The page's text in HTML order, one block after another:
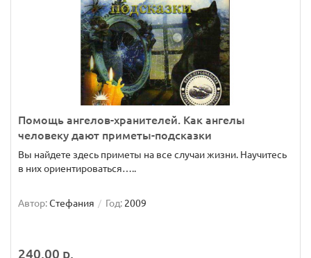
Помощь ангелов-хранителей. Как ангелы
человеку дают приметы-подсказки
Вы найдете здесь приметы на все случаи жизни. Научитесь
в них ориентироваться…..
Автор:Стефания Год: 2009
240.00 р.